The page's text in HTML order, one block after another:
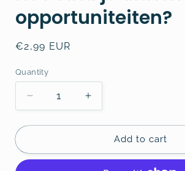
opportuniteiten?
Regular
€2,99 EUR
Quantity
Decrease
quantity
for
vind
Increase
quantity
for
vind
Add to cart